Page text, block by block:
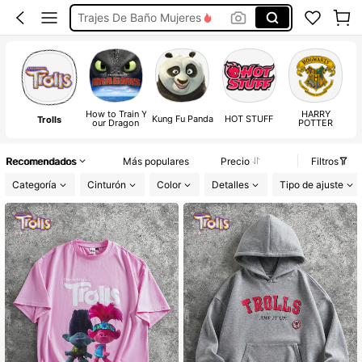
Trajes De Baño Mujeres
Trolls How to Train Y
our Dragon Kung Fu Panda HOT STUFF HARRY
POTTER
Recomendados Más populares Precio
Filtros
Categoría
Cinturón Color Detalles Tipo de ajuste